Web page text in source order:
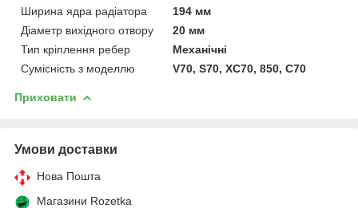
Ширина ядра радіатора
194 мм
Діаметр вихідного отвору
20 мм
Тип кріплення ребер
Механічні
Сумісність з моделлю
V70, S70, XC70, 850, C70
Приховати
Умови доставки
Нова Пошта
Магазини Rozetka